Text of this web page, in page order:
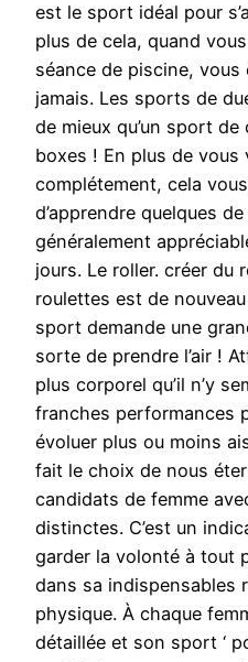
est le sport idéal pour
plus de cela, quand
séance de piscine, vous
jamais. Les sports de
de mieux qu’un sport
boxes ! En plus de vous
complétement, cela
d’apprendre quelques
généralement
jours. Le roller. créer du
roulettes est de
sport demande une
sorte de prendre l’air !
plus corporel qu’il n’y
franches performances
évoluer plus ou moins
fait le choix de nous
candidats de femme
distinctes. C’est un
garder la volonté à tout
dans sa indispensables
physique. À chaque
détaillée et son sport ‘